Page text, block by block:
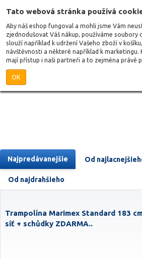
Tato webová stránka používá
Aby náš eshop fungoval a mohli jsme Vám
zjednodušovat Váš nákup, používáme soubory
slouží například k udržení Vašeho zboží v
návštěvnosti a některé například k marketingu.
mají přístup i naši partneři a to zejména právě
OK
Najpredávanejšie Od
Od najdrahšieho
Trampolína Marimex Standard 183
síť + schůdky ZDARMA..